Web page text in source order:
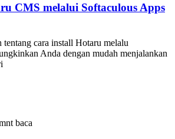
CMS melalui Softaculous Apps
cara install Hotaru melalu
Anda dengan mudah menjalankan
baca